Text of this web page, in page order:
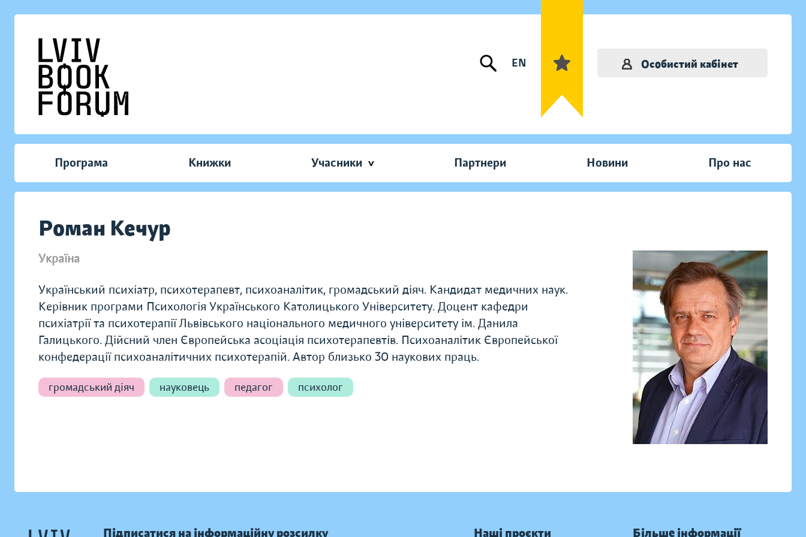
EN Особистий кабінет
Програма Книжки Учасники Партнери Новини Про нас
Роман Кечур
Україна
Український психіатр, психотерапевт, психоаналітик, громадський діяч. Кандидат медичних наук.
Керівник програми Психологія Українського Католицького Університету. Доцент кафедри
психіатрії та психотерапії Львівського національного медичного університету ім. Данила
Галицького. Дійсний член Європейська асоціація психотерапевтів. Психоаналітик Європейської
конфедерації психоаналітичних психотерапій. Автор близько 30 наукових праць.
громадський діяч науковець педагог психолог
Підписатися на інформаційну розсилку Наші проєкти Більше інформації